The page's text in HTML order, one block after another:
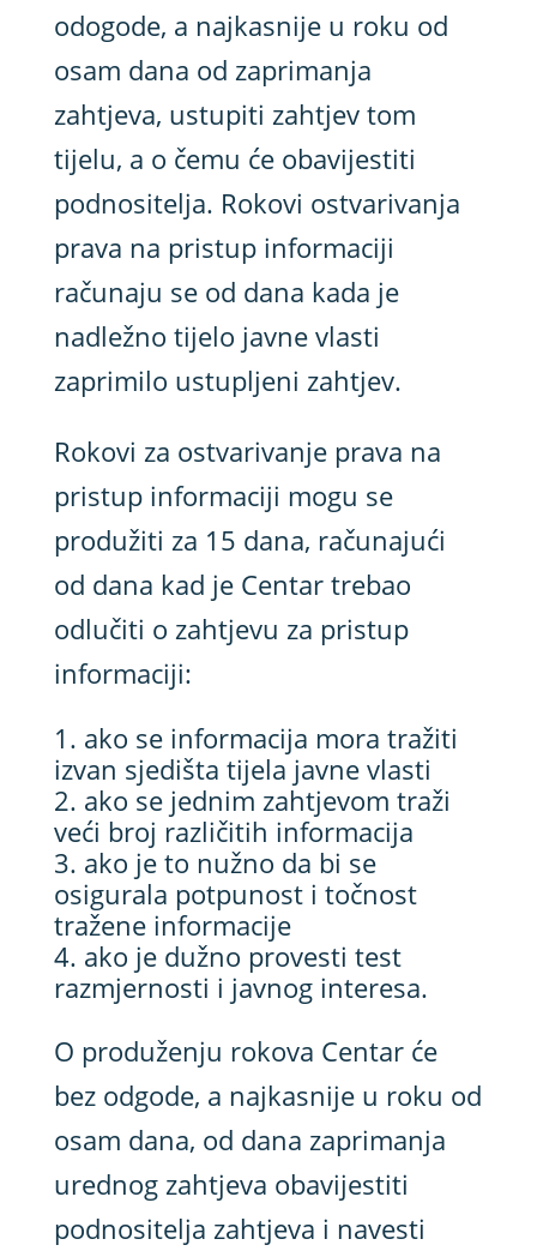
odogode, a najkasnije u roku od
osam dana od zaprimanja
zahtjeva, ustupiti zahtjev tom
tijelu, a o čemu će obavijestiti
podnositelja. Rokovi ostvarivanja
prava na pristup informaciji
računaju se od dana kada je
nadležno tijelo javne vlasti
zaprimilo ustupljeni zahtjev.
Rokovi za ostvarivanje prava na
pristup informaciji mogu se
produžiti za 15 dana, računajući
od dana kad je Centar trebao
odlučiti o zahtjevu za pristup
informaciji:
ako se informacija mora tražiti
izvan sjedišta tijela javne vlasti
ako se jednim zahtjevom traži
veći broj različitih informacija
ako je to nužno da bi se
osigurala potpunost i točnost
tražene informacije
ako je dužno provesti test
razmjernosti i javnog interesa.
O produženju rokova Centar će
bez odgode, a najkasnije u roku od
osam dana, od dana zaprimanja
urednog zahtjeva obavijestiti
podnositelja zahtjeva i navesti